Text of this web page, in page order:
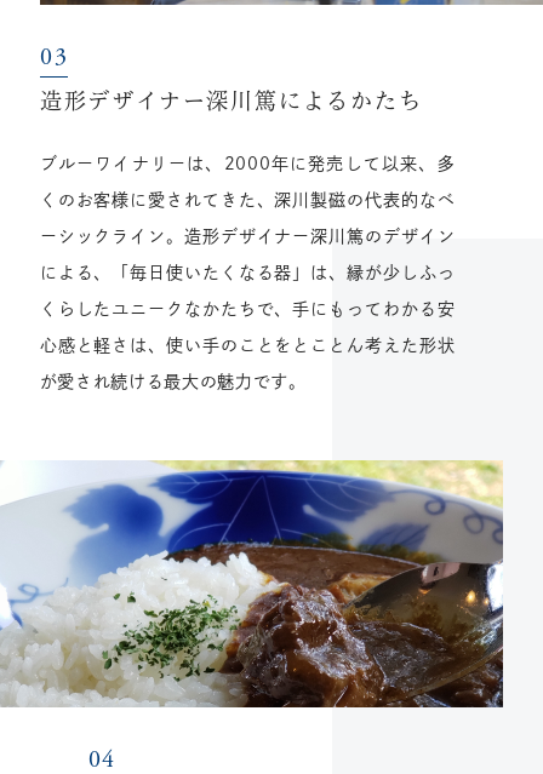
造形デザイナー深川篤によるかたち
ブルーワイナリーは、2000年に発売して以来、多
くのお客様に愛されてきた、深川製磁の代表的なベ
ーシックライン。造形デザイナー深川篤のデザイン
による、「毎日使いたくなる器」は、縁が少しふっ
くらしたユニークなかたちで、手にもってわかる安
心感と軽さは、使い手のことをとことん考えた形状
が愛され続ける最大の魅力です。